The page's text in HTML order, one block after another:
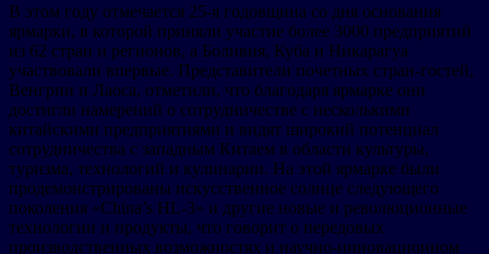
В этом году отмечается 25-я годовщина со дня основания
ярмарки, в которой приняли участие более 3000 предприятий
из 62 стран и регионов, а Боливия, Куба и Никарагуа
участвовали впервые. Представители почетных стран-гостей,
Венгрии и Лаоса, отметили, что благодаря ярмарке они
достигли намерений о сотрудничестве с несколькими
китайскими предприятиями и видят широкий потенциал
сотрудничества с западным Китаем в области культуры,
туризма, технологий и кулинарии. На этой ярмарке были
продемонстрированы искусственное солнце следующего
поколения «China’s HL-3» и другие новые и революционные
технологии и продукты, что говорит о передовых
производственных возможностях и научно-инновационном